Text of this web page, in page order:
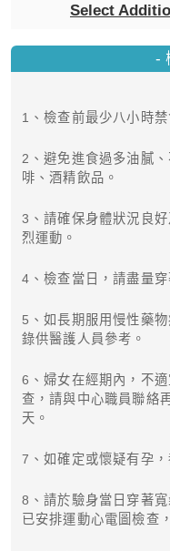
Select
-
1、檢查前最少八小時
2、避免進食過多油膩
啡、酒精飲品。
3、請確保身體狀況良
烈運動。
4、檢查當日，請盡量穿
5、如長期服用慢性藥
錄供醫護人員參考。
6、婦女在經期內，不
查，請與中心職員聯絡
天。
7、如確定或懷疑有孕
8、請於驗身當日穿著
已安排運動心電圖檢查